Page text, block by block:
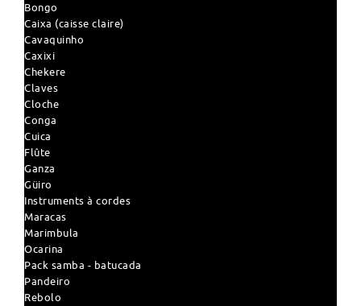
Bongo
Caixa (caisse claire)
Cavaquinho
Caxixi
Chekere
Claves
Cloche
Conga
Cuica
Flûte
Ganza
Güiro
Instruments à cordes
Maracas
Marimbula
Ocarina
Pack samba - batucada
Pandeiro
Rebolo